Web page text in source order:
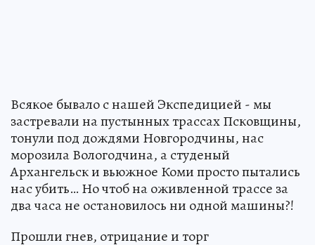
Всякое бывало с нашей Экспедицией - мы
застревали на пустынных трассах Псковщины,
тонули под дождями Новгородчины, нас
морозила Вологодчина, а студеный
Архангельск и вьюжное Коми просто пытались
нас убить… Но чтоб на оживленной трассе за
два часа не остановилось ни одной машины?!
Прошли гнев, отрицание и торг